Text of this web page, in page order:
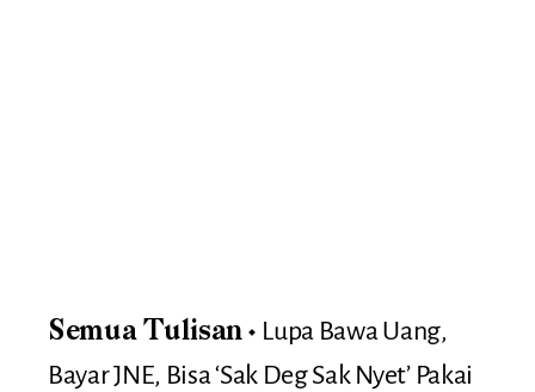
Semua Tulisan
Lupa Bawa Uang,
Bayar JNE, Bisa ‘Sak Deg Sak Nyet’ Pakai